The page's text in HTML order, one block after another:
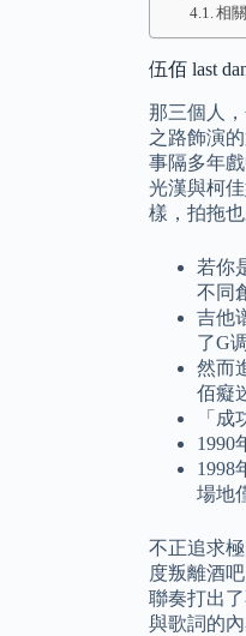
相
伍佰 last
那三個人
之路飾演
事隔多年
光漢與柯
樣，拍拖
若你
不同
吉他
了G
然而
佰癡
「
1990
1998
場地
不正追求
度叛離酒
聯奏打出
與歌詞的